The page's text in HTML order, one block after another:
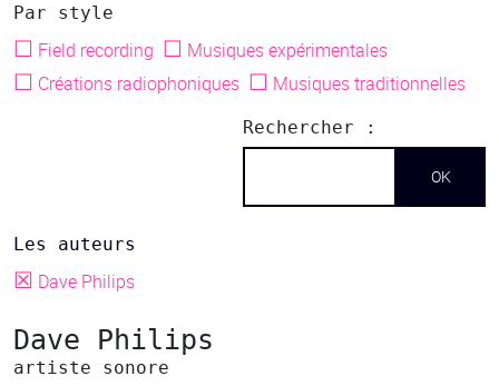
Par style
☐ Field recording ☐ Musiques expérimentales
☐ Créations radiophoniques ☐ Musiques traditionnelles
Rechercher :
Les auteurs
☒ Dave Philips
Dave Philips
artiste sonore